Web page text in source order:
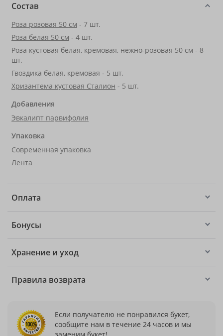
Состав
Роза розовая 50 см - 7 шт.
Роза белая 50 см - 4 шт.
Роза кустовая белая, кремовая, нежно-розовая 50 см - 8
шт.
Гвоздика белая, кремовая - 5 шт.
Хризантема кустовая Сталион - 5 шт.
Добавления
Эвкалипт парвифолия
Упаковка
Современная упаковка
Лента
Оплата
Бонусы
Хранение и уход
Правила возврата
Если получателю не понравился букет,
сообщите нам в течение 24 часов и мы
заменим букет!